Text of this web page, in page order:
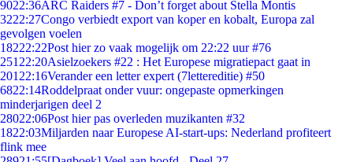
9022:36ARC Raiders #7 - Don’t forget about Stella Montis
3222:27Congo verbiedt export van koper en kobalt, Europa zal
gevolgen voelen
18222:22Post hier zo vaak mogelijk om 22:22 uur #76
251 22:20Asielzoekers #22 : Het Europese migratiepact gaat in
201 22:16Verander een letter expert (7lettereditie) #50
6822:14Roddelpraat onder vuur: ongepaste opmerkingen
minderjarigen deel 2
28022:06Post hier pas overleden muzikanten #32
1822:03Miljarden naar Europese AI-start-ups: Nederland profiteert
flink mee